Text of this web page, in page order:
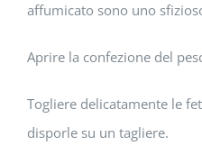
affumicato sono uno
Aprire la confezione del
Togliere delicatamente le
disporle su un tagliere.